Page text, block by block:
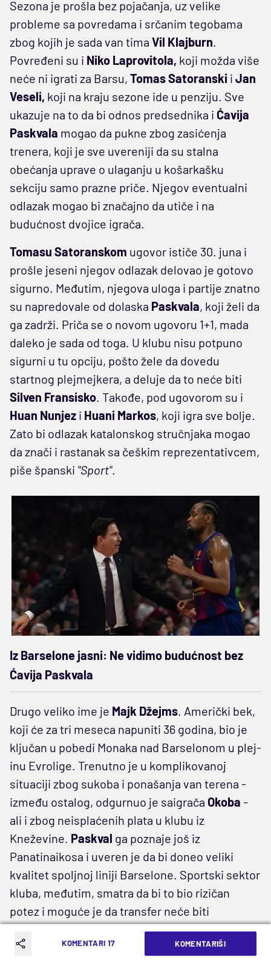
Sezona je prošla bez pojačanja, uz velike
probleme sa povredama i srčanim tegobama
zbog kojih je sada van tima Vil Klajburn.
Povređeni su i Niko Laprovitola, koji možda više
neće ni igrati za Barsu, Tomas Satoranski i Jan
Veseli, koji na kraju sezone ide u penziju. Sve
ukazuje na to da bi odnos predsednika i Ćavija
Paskvala mogao da pukne zbog zasićenja
trenera, koji je sve uvereniji da su stalna
obećanja uprave o ulaganju u košarkašku
sekciju samo prazne priče. Njegov eventualni
odlazak mogao bi značajno da utiče i na
budućnost dvojice igrača.
Tomasu Satoranskom ugovor ističe 30. juna i
prošle jeseni njegov odlazak delovao je gotovo
sigurno. Međutim, njegova uloga i partije znatno
su napredovale od dolaska Paskvala, koji želi da
ga zadrži. Priča se o novom ugovoru 1+1, mada
daleko je sada od toga. U klubu nisu potpuno
sigurni u tu opciju, pošto žele da dovedu
startnog plejmejkera, a deluje da to neće biti
Silven Fransisko. Takođe, pod ugovorom su i
Huan Nunjez i Huani Markos, koji igra sve bolje.
Zato bi odlazak katalonskog stručnjaka mogao
da znači i rastanak sa češkim reprezentativcem,
piše španski "Sport".
Iz Barselone jasni: Ne vidimo budućnost bez
Ćavija Paskvala
Drugo veliko ime je Majk Džejms. Američki bek,
koji će za tri meseca napuniti 36 godina, bio je
ključan u pobedi Monaka nad Barselonom u plej-
inu Evrolige. Trenutno je u komplikovanoj
situaciji zbog sukoba i ponašanja van terena -
između ostalog, odgurnuo je saigrača Okoba -
ali i zbog neisplaćenih plata u klubu iz
Kneževine. Paskval ga poznaje još iz
Panatinaikosa i uveren je da bi doneo veliki
kvalitet spoljnoj liniji Barselone. Sportski sektor
kluba, međutim, smatra da bi to bio rizičan
potez i moguće je da transfer neće biti
realizovan ako dođe do promene trenera.
Za sada u Barseloni, sve visi u vazduhu i sve
KOMENTARI 17 KOMENTARIŠI